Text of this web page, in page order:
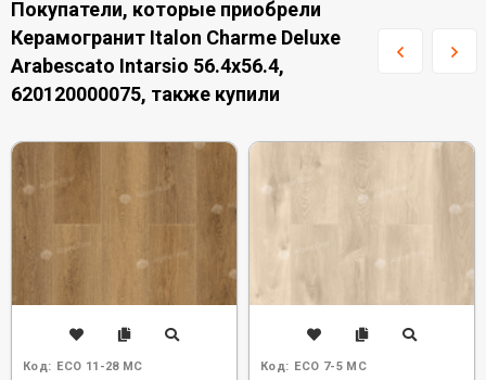
Покупатели, которые приобрели
Керамогранит Italon Charme Deluxe
Arabescato Intarsio 56.4x56.4,
620120000075, также купили
Код: ECO 11-28 MC Код: ECO 7-5 MC